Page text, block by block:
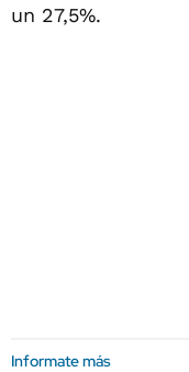
un 27,5%.
Informate más